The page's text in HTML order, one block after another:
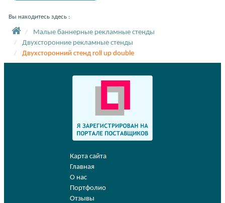
Вы находитесь здесь :
Малые баннерные рекламные стенды
Двухсторонние рекламные стенды
Двухсторонний стенд roll up double
Карта сайта
Главная
О нас
Портфолио
Отзывы